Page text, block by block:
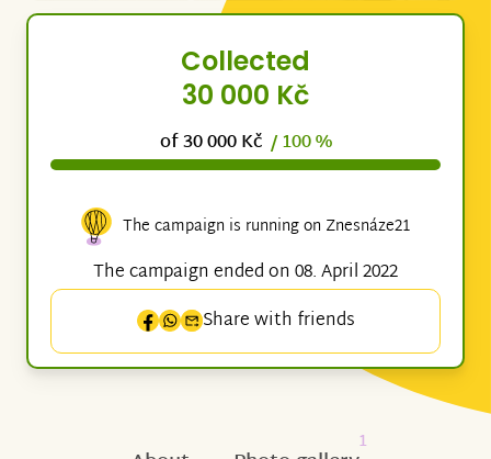
Collected
30 000 Kč
of 30 000 Kč / 100 %
The campaign is running on Znesnáze21
The campaign ended on 08. April 2022
Share with friends
1